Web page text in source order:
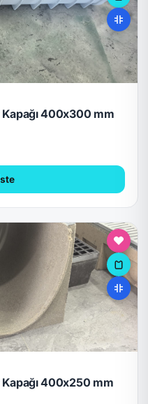
Kapağı 400x300 mm
400x250 mm